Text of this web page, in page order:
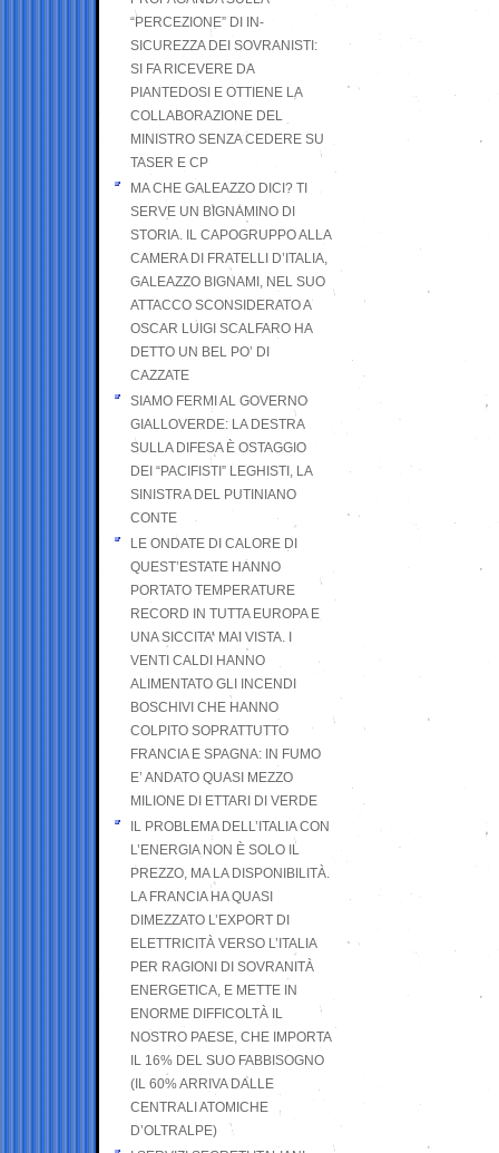
“PERCEZIONE” DI IN-
SICUREZZA DEI SOVRANISTI:
SI FA RICEVERE DA
PIANTEDOSI E OTTIENE LA
COLLABORAZIONE DEL
MINISTRO SENZA CEDERE SU
TASER E CP
MA CHE GALEAZZO DICI? TI
SERVE UN BIGNAMINO DI
STORIA. IL CAPOGRUPPO ALLA
CAMERA DI FRATELLI D’ITALIA,
GALEAZZO BIGNAMI, NEL SUO
ATTACCO SCONSIDERATO A
OSCAR LUIGI SCALFARO HA
DETTO UN BEL PO’ DI
CAZZATE
SIAMO FERMI AL GOVERNO
GIALLOVERDE: LA DESTRA
SULLA DIFESA È OSTAGGIO
DEI “PACIFISTI” LEGHISTI, LA
SINISTRA DEL PUTINIANO
CONTE
LE ONDATE DI CALORE DI
QUEST’ESTATE HANNO
PORTATO TEMPERATURE
RECORD IN TUTTA EUROPA E
UNA SICCITA’ MAI VISTA. I
VENTI CALDI HANNO
ALIMENTATO GLI INCENDI
BOSCHIVI CHE HANNO
COLPITO SOPRATTUTTO
FRANCIA E SPAGNA: IN FUMO
E’ ANDATO QUASI MEZZO
MILIONE DI ETTARI DI VERDE
IL PROBLEMA DELL’ITALIA CON
L’ENERGIA NON È SOLO IL
PREZZO, MA LA DISPONIBILITÀ.
LA FRANCIA HA QUASI
DIMEZZATO L’EXPORT DI
ELETTRICITÀ VERSO L’ITALIA
PER RAGIONI DI SOVRANITÀ
ENERGETICA, E METTE IN
ENORME DIFFICOLTÀ IL
NOSTRO PAESE, CHE IMPORTA
IL 16% DEL SUO FABBISOGNO
(IL 60% ARRIVA DALLE
CENTRALI ATOMICHE
D’OLTRALPE)